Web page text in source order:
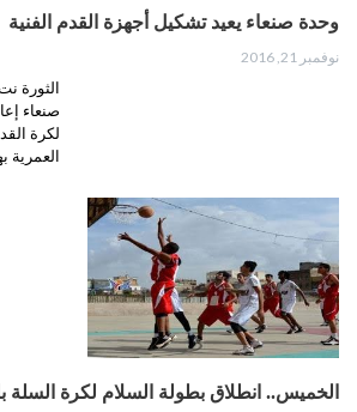
وحدة صنعاء يعيد تشكيل أجهزة القدم الفنية
نوفمبر 21, 2016
الثورة
صنعاء
لكرة
العمرية
الخميس.. انطلاق بطولة السلام لكرة السلة